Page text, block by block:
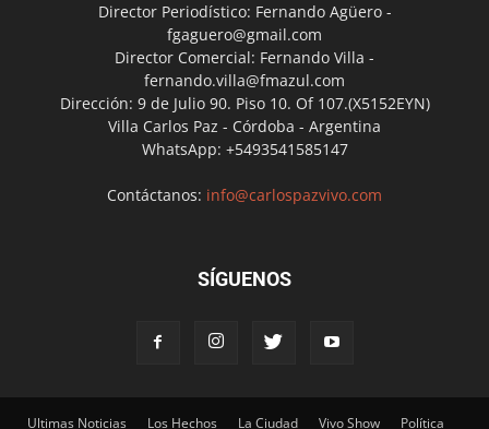
Director Periodístico: Fernando Agüero -
fgaguero@gmail.com
Director Comercial: Fernando Villa -
fernando.villa@fmazul.com
Dirección: 9 de Julio 90. Piso 10. Of 107.(X5152EYN)
Villa Carlos Paz - Córdoba - Argentina
WhatsApp: +5493541585147
Contáctanos: info@carlospazvivo.com
SÍGUENOS
Ultimas Noticias Los Hechos La Ciudad Vivo Show Política